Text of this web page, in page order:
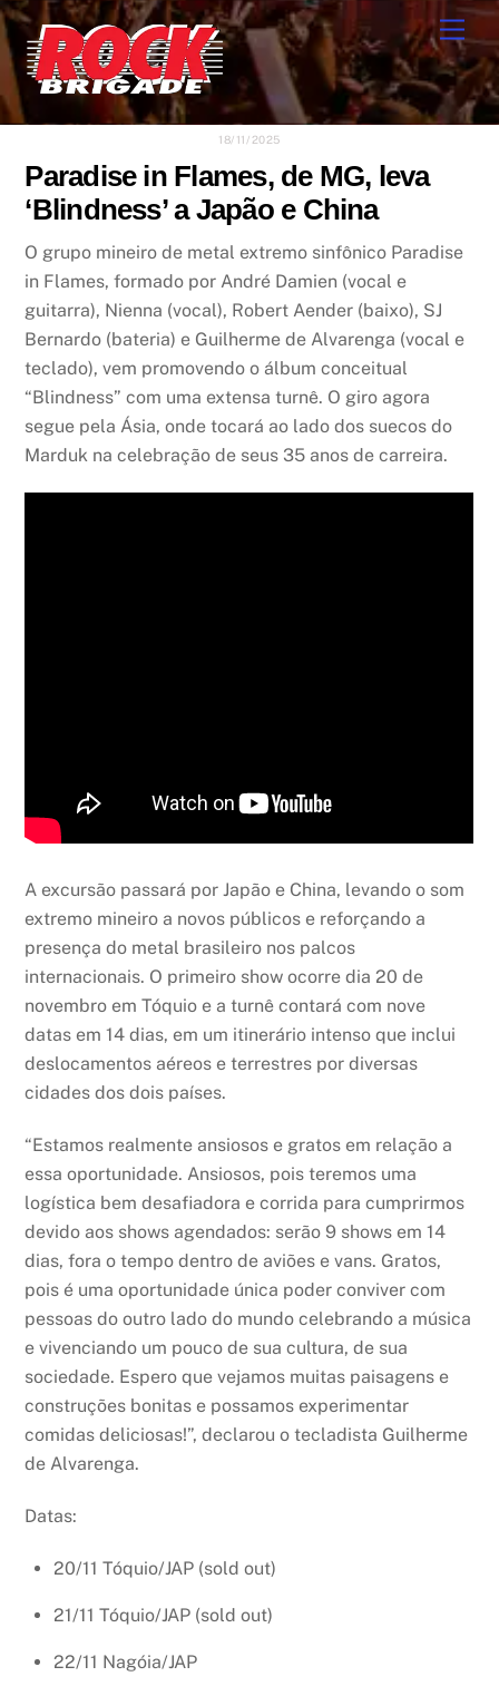
Skip
to
content
18/11/2025
Paradise in Flames, de MG, leva
‘Blindness’ a Japão e China
O grupo mineiro de metal extremo sinfônico Paradise
in Flames, formado por André Damien (vocal e
guitarra), Nienna (vocal), Robert Aender (baixo), SJ
Bernardo (bateria) e Guilherme de Alvarenga (vocal e
teclado), vem promovendo o álbum conceitual
“Blindness” com uma extensa turnê. O giro agora
segue pela Ásia, onde tocará ao lado dos suecos do
Marduk na celebração de seus 35 anos de carreira.
A excursão passará por Japão e China, levando o som
extremo mineiro a novos públicos e reforçando a
presença do metal brasileiro nos palcos
internacionais. O primeiro show ocorre dia 20 de
novembro em Tóquio e a turnê contará com nove
datas em 14 dias, em um itinerário intenso que inclui
deslocamentos aéreos e terrestres por diversas
cidades dos dois países.
“Estamos realmente ansiosos e gratos em relação a
essa oportunidade. Ansiosos, pois teremos uma
logística bem desafiadora e corrida para cumprirmos
devido aos shows agendados: serão 9 shows em 14
dias, fora o tempo dentro de aviões e vans. Gratos,
pois é uma oportunidade única poder conviver com
pessoas do outro lado do mundo celebrando a música
e vivenciando um pouco de sua cultura, de sua
sociedade. Espero que vejamos muitas paisagens e
construções bonitas e possamos experimentar
comidas deliciosas!”, declarou o tecladista Guilherme
de Alvarenga.
Datas:
20/11 Tóquio/JAP (sold out)
21/11 Tóquio/JAP (sold out)
22/11 Nagóia/JAP